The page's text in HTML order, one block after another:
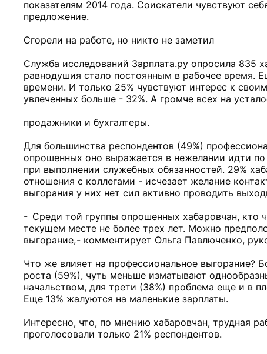
показателям 2014 года. Соискатели чувствуют
предложение.
Сгорели на работе, но никто не заметил
Служба исследований Зарплата.ру опросила 835
равнодушия стало постоянным в рабочее время.
времени. И только 25% чувствуют интерес к
увлеченных больше - 32%. А громче всех на
продажники и бухгалтеры.
Для большинства респондентов (49%)
опрошенных оно выражается в нежелании идти
при выполнении служебных обязанностей. 29%
отношения с коллегами - исчезает желание
выгорания у них нет сил активно проводить
- Среди той группы опрошенных хабаровчан, кто
текущем месте не более трех лет. Можно
выгорание, - комментирует Ольга Павлюченко,
Что же влияет на профессиональное выгорание?
роста (59%), чуть меньше изматывают
начальством, для трети (38%) проблема еще и в
Еще 13% жалуются на маленькие зарплаты.
Интересно, что, по мнению хабаровчан, трудная
проголосовали только 21% респондентов.